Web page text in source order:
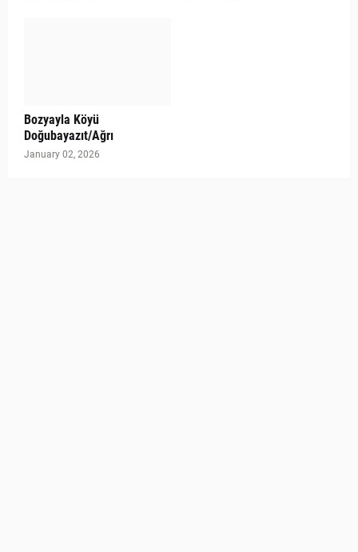
Bozyayla Köyü
Doğubayazıt/Ağrı
January 02, 2026